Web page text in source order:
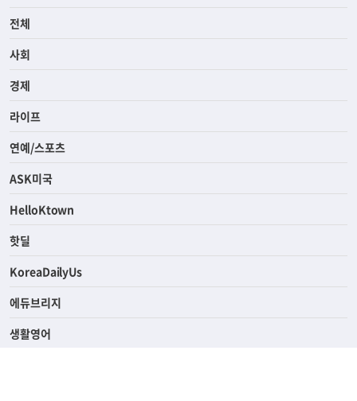
전체
사회
경제
라이프
연예/스포츠
ASK미국
HelloKtown
핫딜
KoreaDailyUs
에듀브리지